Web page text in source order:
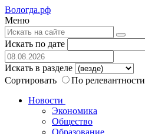
Вологда.рф
Меню
Искать по дате
Искать в разделе
Сортировать
По релевантности
Новости
Экономика
Общество
Образование